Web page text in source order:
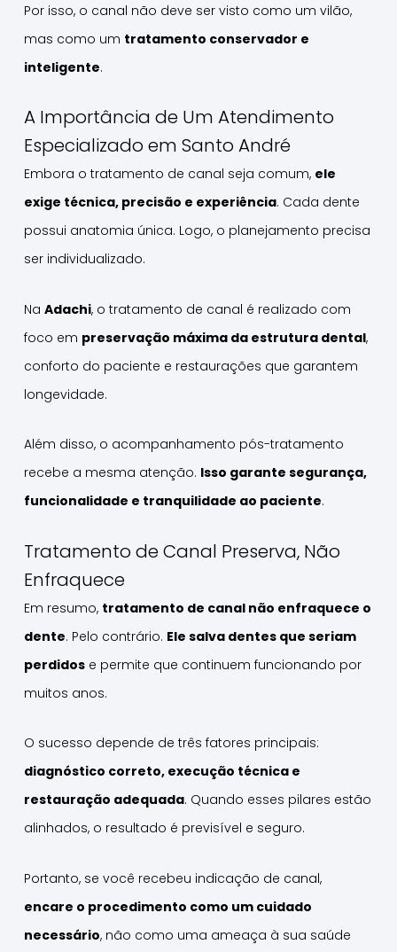
Por isso, o canal não deve ser visto como um vilão,
mas como um tratamento conservador e
inteligente.
A Importância de Um Atendimento
Especializado em Santo André
Embora o tratamento de canal seja comum, ele
exige técnica, precisão e experiência. Cada dente
possui anatomia única. Logo, o planejamento precisa
ser individualizado.
Na Adachi, o tratamento de canal é realizado com
foco em preservação máxima da estrutura dental,
conforto do paciente e restaurações que garantem
longevidade.
Além disso, o acompanhamento pós-tratamento
recebe a mesma atenção. Isso garante segurança,
funcionalidade e tranquilidade ao paciente.
Tratamento de Canal Preserva, Não
Enfraquece
Em resumo, tratamento de canal não enfraquece o
dente. Pelo contrário. Ele salva dentes que seriam
perdidose permite que continuem funcionando por
muitos anos.
O sucesso depende de três fatores principais:
diagnóstico correto, execução técnica e
restauração adequada. Quando esses pilares estão
alinhados, o resultado é previsível e seguro.
Portanto, se você recebeu indicação de canal,
encare o procedimento como um cuidado
necessário, não como uma ameaça à sua saúde